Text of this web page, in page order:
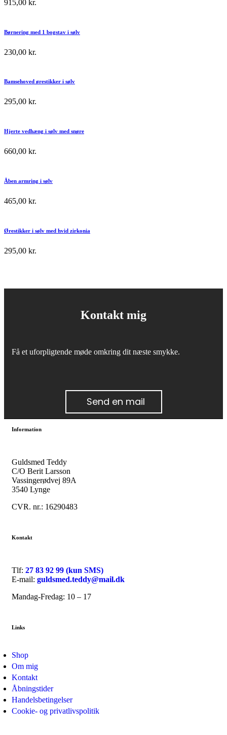
915,00 kr.
Børnering med 1 bogstav i sølv
230,00 kr.
Bamsehoved ørestikker i sølv
295,00 kr.
Hjerte vedhæng i sølv med snøre
660,00 kr.
Åben armring i sølv
465,00 kr.
Ørestikker i sølv med hvid zirkonia
295,00 kr.
Kontakt mig
Få et uforpligtende møde omkring dit næste smykke.
Send en mail
Information
Guldsmed Teddy
C/O Berit Larsson
Vassingerødvej 89A
3540 Lynge
CVR. nr.: 16290483
Kontakt
Tlf: 27 83 92 99 (kun SMS)
E-mail: guldsmed.teddy@mail.dk
Mandag-Fredag: 10 – 17
Links
Shop
Om mig
Kontakt
Åbningstider
Handelsbetingelser
Cookie- og privatlivspolitik